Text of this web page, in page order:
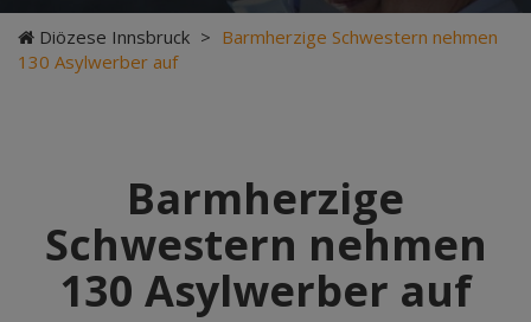
Diözese Innsbruck > Barmherzige Schwestern nehmen
130 Asylwerber auf
Barmherzige
Schwestern nehmen
130 Asylwerber auf